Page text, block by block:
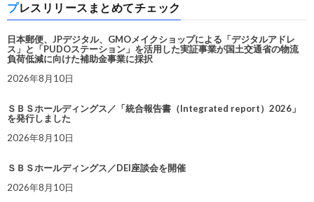
プレスリリースまとめてチェック
日本郵便、JPデジタル、GMOメイクショップによる「デジタルアドレ
ス」と「PUDOステーション」を活用した実証事業が国土交通省の物流
負荷低減に向けた補助金事業に採択
2026年8月10日
ＳＢＳホールディングス／「統合報告書（Integrated report）2026」
を発行しました
2026年8月10日
ＳＢＳホールディングス／DEI座談会を開催
2026年8月10日